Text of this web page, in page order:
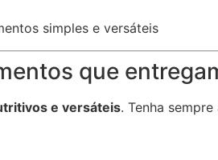
simples e versáteis
que
e versáteis. Tenha sempre